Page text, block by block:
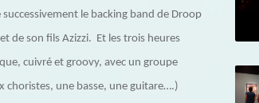
le backing band de Droop
de son fils Azizzi. Et les trois heures
cuivré et groovy, avec un groupe
choristes, une basse, une guitare….)